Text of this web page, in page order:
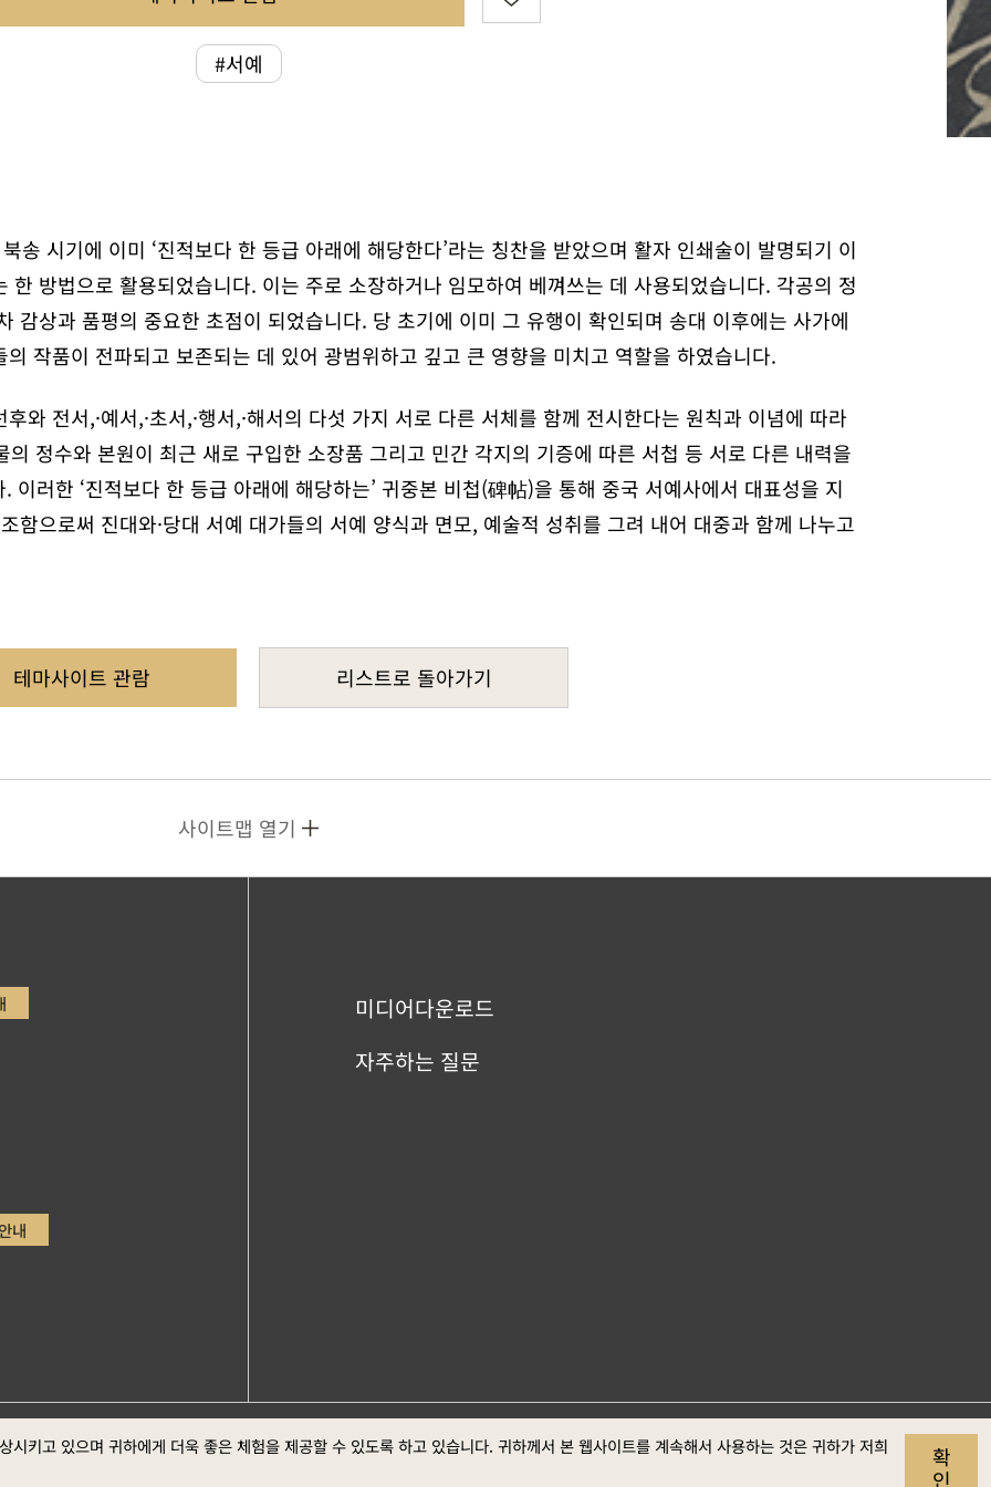
키고 있으며 귀하에게 더욱 좋은 체험을 제공할 수 있도록 하고 있습니다. 귀하께서 본 웹사이트를 계속해서 사용하는 것은 귀하가 저희
확
인
#서예
송 시기에 이미 ‘진적보다 한 등급 아래에 해당한다’라는 칭찬을 받았으며 활자 인쇄술이 발명되기 이
방법으로 활용되었습니다. 이는 주로 소장하거나 임모하여 베껴쓰는 데 사용되었습니다. 각공의 정
감상과 품평의 중요한 초점이 되었습니다. 당 초기에 이미 그 유행이 확인되며 송대 이후에는 사가에
작품이 전파되고 보존되는 데 있어 광범위하고 깊고 큰 영향을 미치고 역할을 하였습니다.
와 전서,·예서,·초서,·행서,·해서의 다섯 가지 서로 다른 서체를 함께 전시한다는 원칙과 이념에 따라
의 정수와 본원이 최근 새로 구입한 소장품 그리고 민간 각지의 기증에 따른 서첩 등 서로 다른 내력을
러한 ‘진적보다 한 등급 아래에 해당하는’ 귀중본 비첩(碑帖)을 통해 중국 서예사에서 대표성을 지
함으로써 진대와·당대 서예 대가들의 서예 양식과 면모, 예술적 성취를 그려 내어 대중과 함께 나누고
테마사이트 관람 리스트로 돌아가기
사이트맵 열기
내
미디어다운로드
자주하는 질문
，Google Chrome최신버전 (스크린 최적의 화면 효 정부 웹사이트 자료개
개인정보
보안정
웹접근성